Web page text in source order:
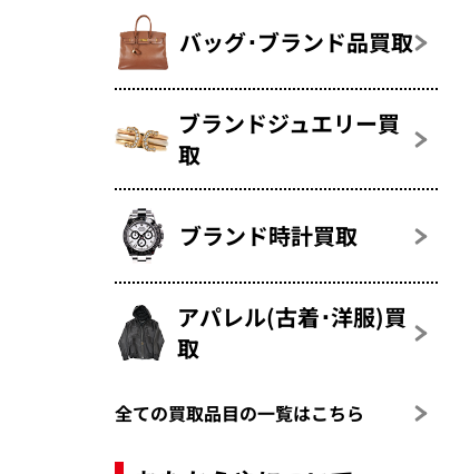
バッグ･ブランド品買取
ブランドジュエリー買
取
ブランド時計買取
アパレル(古着･洋服)買
取
全ての買取品目の一覧はこちら